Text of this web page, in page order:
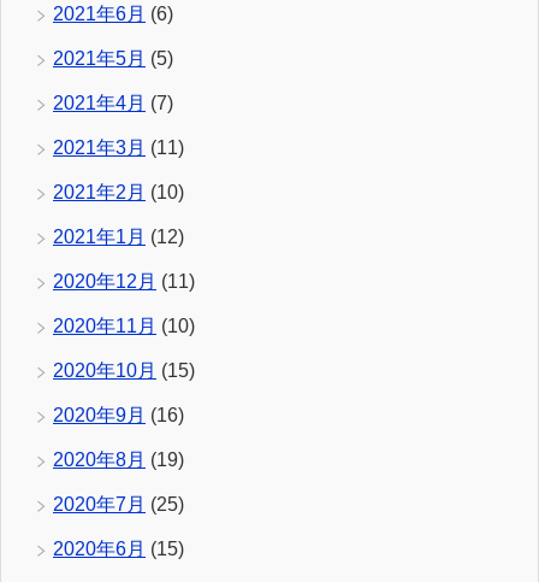
2021年6月 (6)
2021年5月 (5)
2021年4月 (7)
2021年3月 (11)
2021年2月 (10)
2021年1月 (12)
2020年12月 (11)
2020年11月 (10)
2020年10月 (15)
2020年9月 (16)
2020年8月 (19)
2020年7月 (25)
2020年6月 (15)